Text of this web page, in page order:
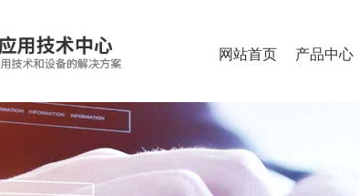
网站首页 产品中心